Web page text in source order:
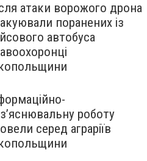
атаки ворожого дрона
поранених із
автобуса
роботу
серед аграріїв